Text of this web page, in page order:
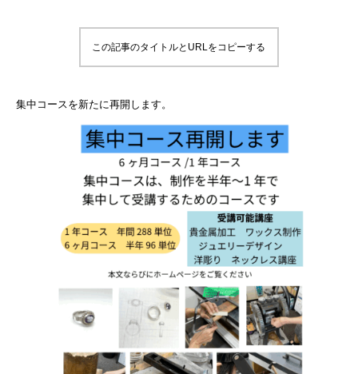
この記事のタイトルとURLをコピーする
集中コースを新たに再開します。